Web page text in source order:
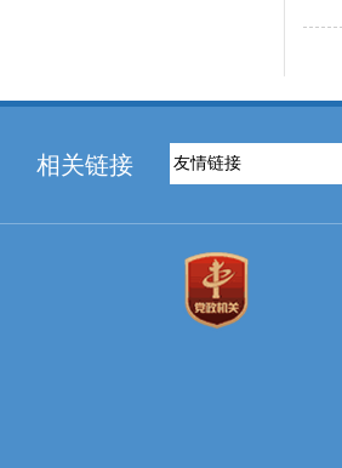
相关链接